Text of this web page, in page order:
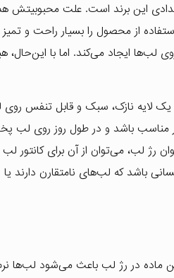
این برند است. علت محبوبیتش
از محصول را بسیار راحت و تمیز
ایجاد می‌کند. اما با این‌حال،
لایه نازک، سبک و قابل تنفس
باشد و در طول روز روی لب پخش
لب، می‌توان از آن برای کانتور لب
باشد که لب‌های نامتقارن دارند
ماده در رژ لب باعث می‌شود لب‌ها